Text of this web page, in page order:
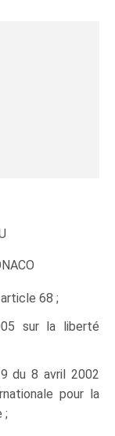
68 ;
sur la liberté
du 8 avril 2002
pour la
;